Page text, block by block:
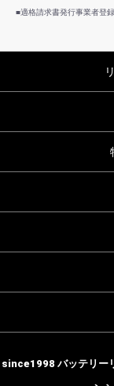
■適格請求書発行事業者登
since1998 バッテリー